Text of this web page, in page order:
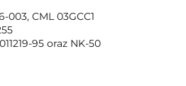
003, CML 03GCC1
95 oraz NK-50